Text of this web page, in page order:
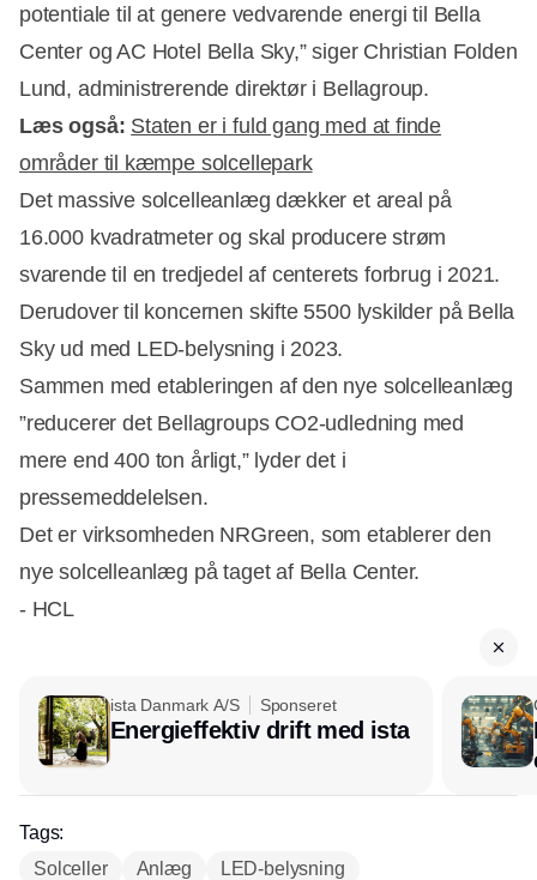
potentiale til at genere vedvarende energi til Bella
Center og AC Hotel Bella Sky,” siger Christian Folden
Lund, administrerende direktør i Bellagroup.
Læs også: Staten er i fuld gang med at finde
områder til kæmpe solcellepark
Det massive solcelleanlæg dækker et areal på
16.000 kvadratmeter og skal producere strøm
svarende til en tredjedel af centerets forbrug i 2021.
Derudover til koncernen skifte 5500 lyskilder på Bella
Sky ud med LED-belysning i 2023.
Sammen med etableringen af den nye solcelleanlæg
”reducerer det Bellagroups CO2-udledning med
mere end 400 ton årligt,” lyder det i
pressemeddelelsen.
Det er virksomheden NRGreen, som etablerer den
nye solcelleanlæg på taget af Bella Center.
- HCL
ista Danmark A/S Sponseret
Energieffektiv drift med ista
Tags:
Solceller
Anlæg
LED-belysning